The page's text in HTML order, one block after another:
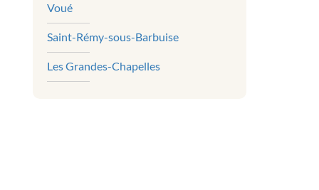
Voué
Saint-Rémy-sous-Barbuise
Les Grandes-Chapelles